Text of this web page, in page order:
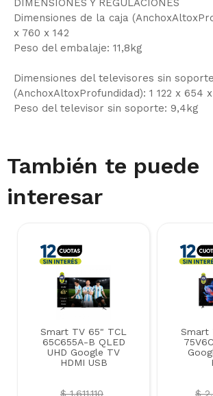
DIMENSIONES Y REGULACIONES
Dimensiones de la caja
x 760 x 142
Peso del embalaje: 11,8kg
Dimensiones del televisores sin soporte
(AnchoxAltoxProfundidad): 1 122 x 654
Peso del televisor sin soporte: 9,4kg
También te puede
interesar
Smart TV 65" TCL
65C655A-B QLED
UHD Google TV
HDMI USB
$ 1.611.110
Smart
$